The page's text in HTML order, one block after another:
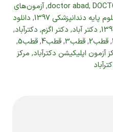
doctor abad,
,آزمون‌های
پایه دندانپزشکی 1397 , دانلود
, دکتر آباد, دکتر اگزم, دکترآباد,
,قطب2 ,قطب3 ,قطب4 ,قطب5 ,
آزمون اپلیکیشن دکترآباد, مرکز